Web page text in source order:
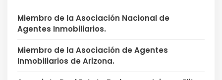
Miembro de la Asociación Nacional de
Agentes Inmobiliarios.
Miembro de la Asociación de Agentes
Inmobiliarios de Arizona.